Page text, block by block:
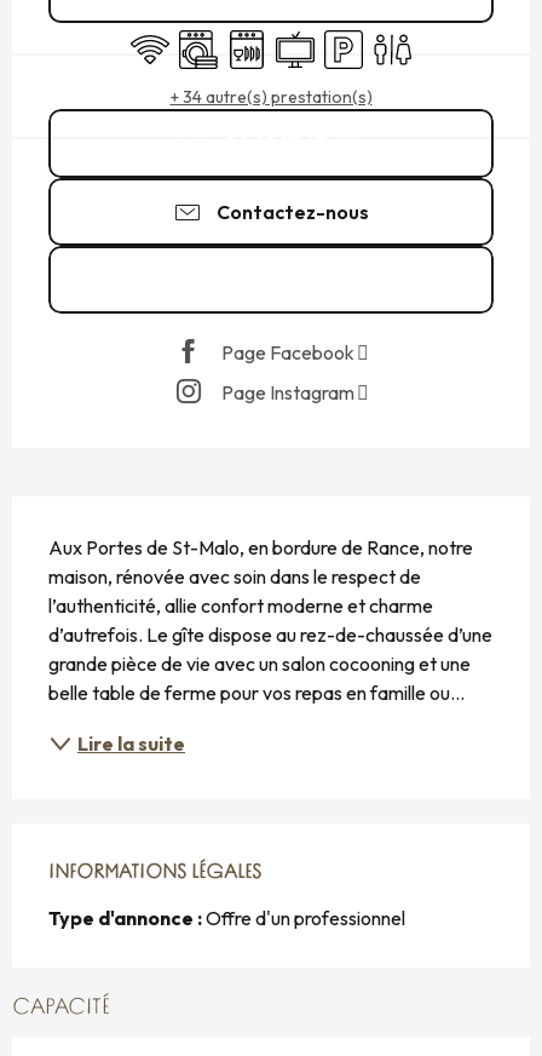
WiFi
Lave lingeLave vaisselle
TélévisionParkingToilettes
+ 34 autre(s) prestation(s)
Contactez-nous
Page Facebook
Page Instagram
Aux Portes de St-Malo, en bordure de Rance, notre
maison, rénovée avec soin dans le respect de
l’authenticité, allie confort moderne et charme
d’autrefois. Le gîte dispose au rez-de-chaussée d’une
grande pièce de vie avec un salon cocooning et une
belle table de ferme pour vos repas en famille ou...
Lire la suite
INFORMATIONS LÉGALES
INFORMATIONS LÉGALES
Type d'annonce :Offre d'un professionnel
CAPACITÉ